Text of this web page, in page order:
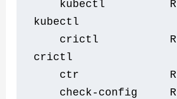
kubectl
crictl
ctr